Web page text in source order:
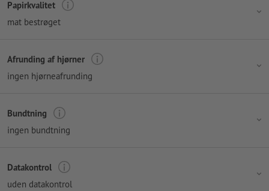
Papirkvalitet
mat bestrøget
Afrunding af hjørner
ingen hjørneafrunding
Bundtning
ingen bundtning
Datakontrol
uden datakontrol